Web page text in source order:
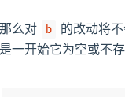
那么对 b
的改动将
是一开始它为空或不